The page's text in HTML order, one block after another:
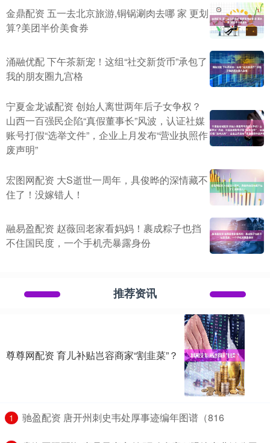
金鼎配资 五一去北京旅游,铜锅涮肉去哪 家 更划
算?美团半价美食券
涌融优配 下午茶新宠！这组“社交新货币”承包了
我的朋友圈九宫格
宁夏金龙诚配资 创始人离世两年后子女争权？
山西一百强民企陷“真假董事长”风波，认证社媒
账号打假“选举文件”，企业上月发布“营业执照作
废声明”
宏图网配资 大S逝世一周年，具俊晔的深情藏不
住了！没嫁错人！
融易盈配资 赵薇回老家看妈妈！裹成粽子也挡
不住国民度，一个手机壳暴露身份
推荐资讯
尊尊网配资 育儿补贴岂容商家“割韭菜”？
1 ​驰盈配资 唐开州刺史韦处厚事迹编年图谱（816